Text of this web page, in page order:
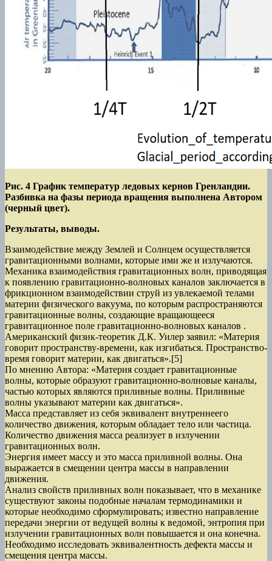
Рис. 4 График температур ледовых кернов Гренландии.
Разбивка на фазы периода вращения выполнена Автором
(черный цвет).
Результаты, выводы.
Взаимодействие между Землей и Солнцем осуществляется
гравитационными волнами, которые ими же и излучаются.
Механика взаимодействия гравитационных волн, приводящая
к появлению гравитационно-волновых каналов заключается в
фрикционном взаимодействии струй из увлекаемой телами
материи физического вакуума, по которым распространяются
гравитационные волны, создающие вращающееся
гравитационное поле гравитационно-волновых каналов .
Американский физик-теоретик Д.К. Уилер заявил: «Материя
говорит пространству-времени, как изгибаться. Пространство-
время говорит материи, как двигаться».[5]
По мнению Автора: «Материя создает гравитационные
волны, которые образуют гравитационно-волновые каналы,
частью которых являются приливные волны. Приливные
волны указывают материи как двигаться».
Масса представляет из себя эквивалент внутреннеего
количество движения, которым обладает тело или частица.
Количество движения масса реализует в излучении
гравитационных волн.
Энергия имеет массу и это масса приливной волны. Она
выражается в смещении центра массы в направлении
движения.
Анализ свойств приливных волн показывает, что в механике
существуют законы подобные началам термодинамики и
которые необходимо сформулировать; известно направление
передачи энергии от ведущей волны к ведомой, энтропия при
излучении гравитационных волн повышается и она конечна.
Необходимо исследовать эквивалентность дефекта массы и
смещения центра массы.